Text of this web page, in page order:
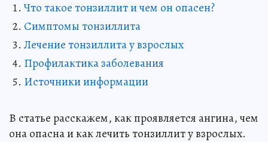
Что такое тонзиллит и чем он опасен?
Симптомы тонзиллита
Лечение тонзиллита у взрослых
Профилактика заболевания
Источники информации
В статье расскажем, как проявляется ангина, чем
она опасна и как лечить тонзиллит у взрослых.